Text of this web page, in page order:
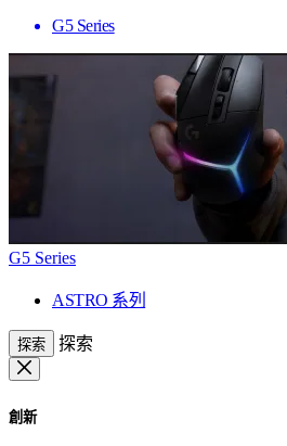
G5 Series
G5 Series
ASTRO 系列
探索 探索
創新